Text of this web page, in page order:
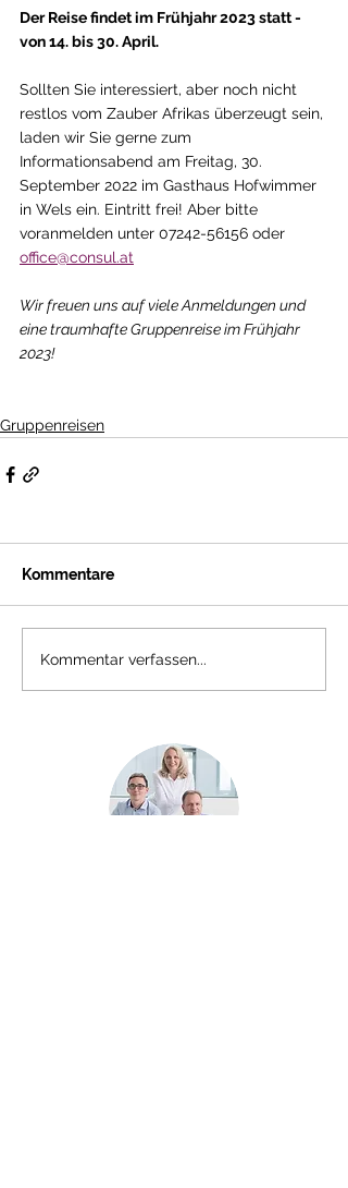
Der Reise findet im Frühjahr 2023 statt -
von 14. bis 30. April.
Sollten Sie interessiert, aber noch nicht
restlos vom Zauber Afrikas überzeugt sein,
laden wir Sie gerne zum
Informationsabend am Freitag, 30.
September 2022 im Gasthaus Hofwimmer
in Wels ein. Eintritt frei! Aber bitte
voranmelden unter 07242-56156 oder
office@consul.at
Wir freuen uns auf viele Anmeldungen und
eine traumhafte Gruppenreise im Frühjahr
2023!
Gruppenreisen
Kommentare
Kommentar verfassen...